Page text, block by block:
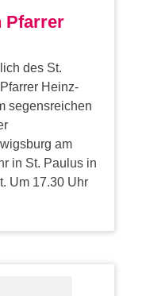
Pfarrer
des St.
Heinz-
segensreichen
am
in St. Paulus in
Um 17.30 Uhr